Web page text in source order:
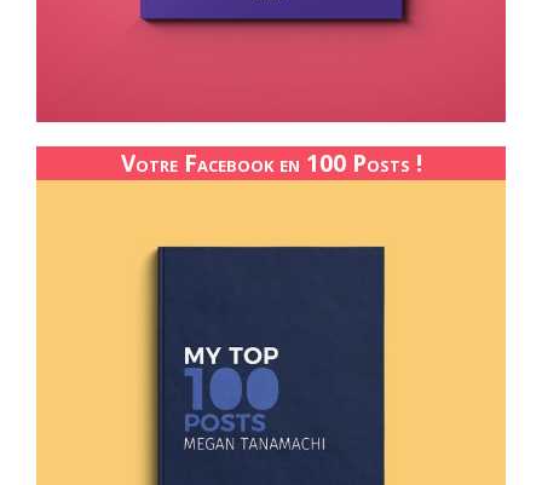
Votre Facebook en 100 Posts !